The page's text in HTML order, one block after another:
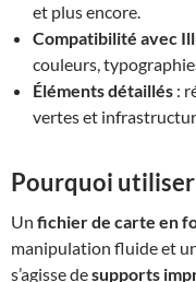
et plus encore.
Compatibilité avec
couleurs,
Éléments détaillés :
vertes et
Pourquoi
Un fichier de carte en
manipulation fluide et
s’agisse desupports